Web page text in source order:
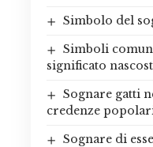
Simbolo del
Simboli
significato
Sognare gatti
credenze
Sognare di